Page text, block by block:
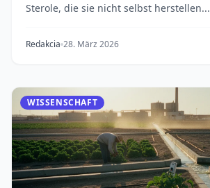
Sterole, die sie nicht selbst herstellen...
Redakcia 28. März 2026
WISSENSCHAFT